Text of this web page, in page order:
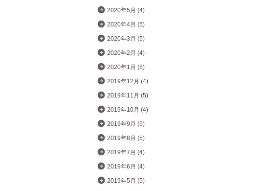
2020年5月 (4)
2020年4月 (5)
2020年3月 (5)
2020年2月 (4)
2020年1月 (5)
2019年12月 (4)
2019年11月 (5)
2019年10月 (4)
2019年9月 (5)
2019年8月 (5)
2019年7月 (4)
2019年6月 (4)
2019年5月 (5)